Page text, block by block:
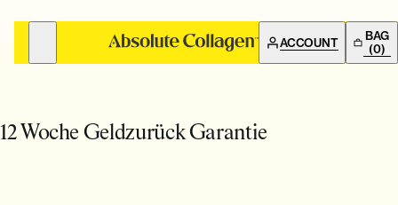
ACCOUNT
BAG
(0)
BILDUNG
BILDUNG
12 Woche Geldzurück Garantie